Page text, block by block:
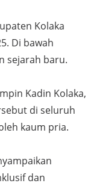
Kolaka
Di bawah
sejarah baru.
Kadin Kolaka,
di seluruh
kaum pria.
dan